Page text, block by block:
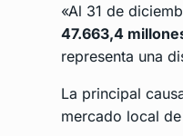
«Al 31 de
47.663,4
representa una
La principal
mercado local